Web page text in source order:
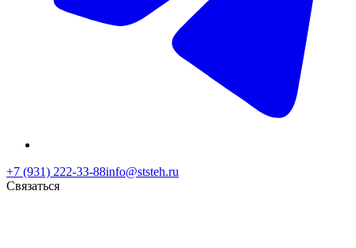
+7 (931) 222-33-88info@ststeh.ru
Связаться